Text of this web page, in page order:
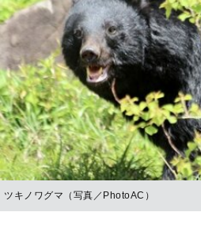
ツキノワグマ（写真／PhotoAC）